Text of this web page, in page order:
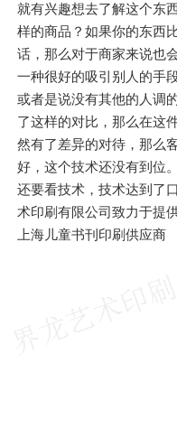
就有兴趣想去了解这个东
样的商品？如果你的东西
话，那么对于商家来说也
一种很好的吸引别人的手
或者是说没有其他的人调
了这样的对比，那么在这
然有了差异的对待，那么
好，这个技术还没有到位
还要看技术，技术达到了
术印刷有限公司致力于提
上海儿童书刊印刷供应商